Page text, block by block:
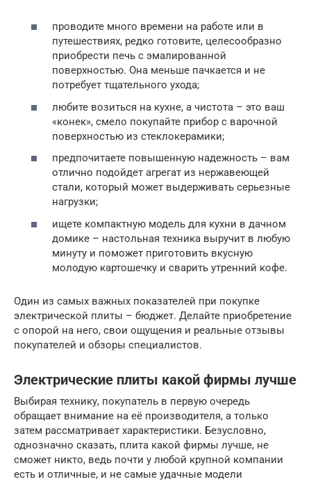
проводите много времени на работе или в
путешествиях, редко готовите, целесообразно
приобрести печь с эмалированной
поверхностью. Она меньше пачкается и не
потребует тщательного ухода;
любите возиться на кухне, а чистота – это ваш
«конек», смело покупайте прибор с варочной
поверхностью из стеклокерамики;
предпочитаете повышенную надежность – вам
отлично подойдет агрегат из нержавеющей
стали, который может выдерживать серьезные
нагрузки;
ищете компактную модель для кухни в дачном
домике – настольная техника выручит в любую
минуту и поможет приготовить вкусную
молодую картошечку и сварить утренний кофе.
Один из самых важных показателей при покупке
электрической плиты – бюджет. Делайте приобретение
с опорой на него, свои ощущения и реальные отзывы
покупателей и обзоры специалистов.
Электрические плиты какой фирмы лучше
Выбирая технику, покупатель в первую очередь
обращает внимание на её производителя, а только
затем рассматривает характеристики. Безусловно,
однозначно сказать, плита какой фирмы лучше, не
сможет никто, ведь почти у любой крупной компании
есть и отличные, и не самые удачные модели